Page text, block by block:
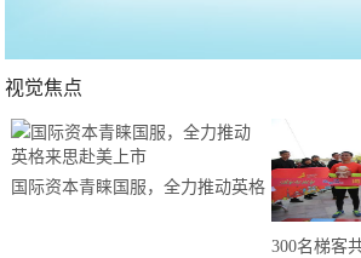
视觉焦点
国际资本青睐国服，全力推动英格
300名梯客